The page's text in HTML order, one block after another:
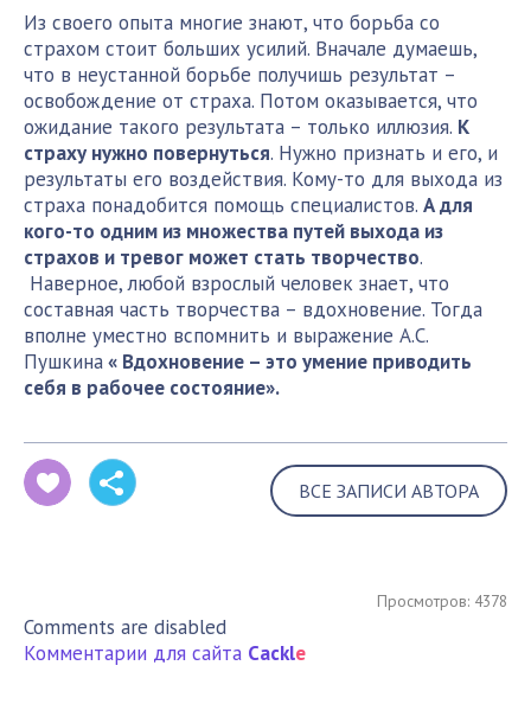
Из своего опыта многие знают, что борьба со
страхом стоит больших усилий. Вначале думаешь,
что в неустанной борьбе получишь результат –
освобождение от страха. Потом оказывается, что
ожидание такого результата – только иллюзия. К
страху нужно повернуться. Нужно признать и его, и
результаты его воздействия. Кому-то для выхода из
страха понадобится помощь специалистов. А для
кого-то одним из множества путей выхода из
страхов и тревог может стать творчество.
Наверное, любой взрослый человек знает, что
составная часть творчества – вдохновение. Тогда
вполне уместно вспомнить и выражение А.С.
Пушкина« Вдохновение – это умение приводить
себя в рабочее состояние».
ВСЕ ЗАПИСИ АВТОРА
Просмотров: 4378
Comments are disabled
Комментарии для сайта Cackle